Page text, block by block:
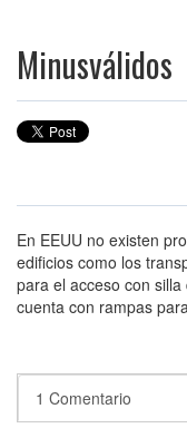
Minusválidos
En EEUU no existen
edificios como los
para el acceso con
cuenta con rampas
1 Comentario